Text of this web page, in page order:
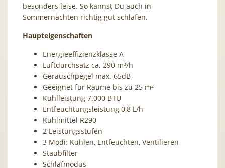
besonders leise. So kannst Du auch in
Sommernächten richtig gut schlafen.
Haupteigenschaften
Energieeffizienzklasse A
Luftdurchsatz ca. 290 m³/h
Geräuschpegel max. 65dB
Geeignet für Räume bis zu 25 m²
Kühlleistung 7.000 BTU
Entfeuchtungsleistung 0,8 L/h
Kühlmittel R290
2 Leistungsstufen
3 Modi: Kühlen, Entfeuchten, Ventilieren
Staubfilter
Schlafmodus